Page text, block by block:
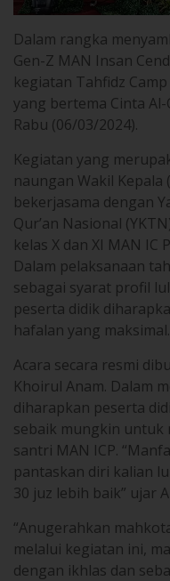
Dalam rangka
Gen-Z MAN Insan
kegiatan Tahfidz
yang bertema Cinta
Rabu (06/03/2024).
Kegiatan yang
naungan Wakil Kepala
bekerjasama dengan
Qur’an Nasional
kelas X dan XI MAN IC
Dalam pelaksanaan
sebagai syarat profil
peserta didik
hafalan yang maksimal.
Acara secara resmi
Khoirul Anam. Dalam
diharapkan peserta
sebaik mungkin untuk
santri MAN ICP.
pantaskan diri kalian
30 juz lebih baik” ujar
“Anugerahkan
melalui kegiatan ini,
dengan ikhlas dan